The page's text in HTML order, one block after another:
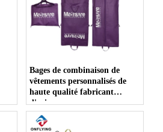
Bages de combinaison de
vêtements personnalisés de
haute qualité fabricant
d'usine